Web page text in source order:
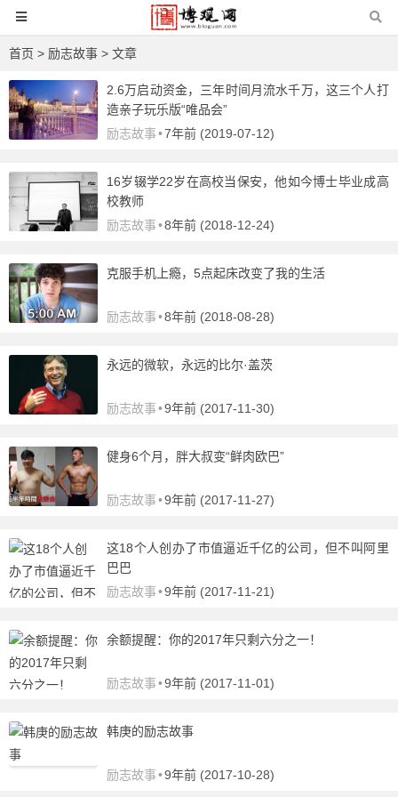
首页 > 励志故事 > 文章
2.6万启动资金，三年时间月流水千万，这三个人打
造亲子玩乐版“唯品会”
励志故事•7年前 (2019-07-12)
16岁辍学22岁在高校当保安，他如今博士毕业成高
校教师
励志故事•8年前 (2018-12-24)
克服手机上瘾，5点起床改变了我的生活
励志故事•8年前 (2018-08-28)
永远的微软，永远的比尔·盖茨
励志故事•9年前 (2017-11-30)
健身6个月，胖大叔变“鲜肉欧巴”
励志故事•9年前 (2017-11-27)
这18个人创办了市值逼近千亿的公司，但不叫阿里
巴巴
励志故事•9年前 (2017-11-21)
余额提醒：你的2017年只剩六分之一！
励志故事•9年前 (2017-11-01)
韩庚的励志故事
励志故事•9年前 (2017-10-28)